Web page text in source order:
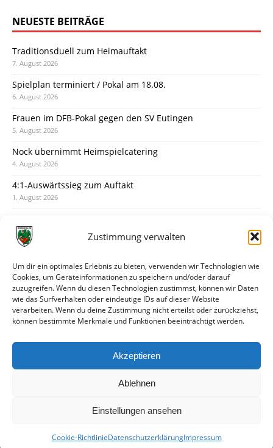
Zustimmung verwalten
Um dir ein optimales Erlebnis zu bieten, verwenden wir Technologien wie
Cookies, um Geräteinformationen zu speichern und/oder darauf
zuzugreifen. Wenn du diesen Technologien zustimmst, können wir Daten
wie das Surfverhalten oder eindeutige IDs auf dieser Website
verarbeiten. Wenn du deine Zustimmung nicht erteilst oder zurückziehst,
können bestimmte Merkmale und Funktionen beeinträchtigt werden.
Akzeptieren
Ablehnen
Einstellungen ansehen
Cookie-RichtlinieDatenschutzerklärungImpressum
NEUESTE BEITRÄGE
Traditionsduell zum Heimauftakt
7. August 2026
Spielplan terminiert / Pokal am 18.08.
6. August 2026
Frauen im DFB-Pokal gegen den SV Eutingen
5. August 2026
Nock übernimmt Heimspielcatering
4. August 2026
4:1-Auswärtssieg zum Auftakt
1. August 2026
31. Juli 2026
30. Juli 2026
Deine Spielminute: 89+1
28. Juli 2026
Neuer Rückensponsor
Neue Podcast-Folge: So tickt Björn!
27. Juli 2026
© VfR Wormatia Worms